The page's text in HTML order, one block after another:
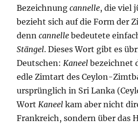
Bezeichnungcannelle, die viel
bezieht sich auf die Form der
denncannelle bedeutete
Stängel. Dieses Wort gibt es
Deutschen:Kaneel bezeichnet
edle Zimtart des Ceylon-
ursprünglich in Sri Lanka
WortKaneel kam aber nicht
Frankreich, sondern über das